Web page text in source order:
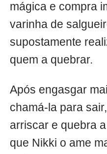
mágica e compra
varinha de
supostamente
quem a quebrar.
Após engasgar
chamá-la para
arriscar e quebra
que Nikki o ame